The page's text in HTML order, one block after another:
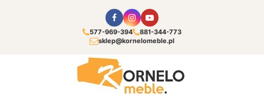
577-969-394
881-344-773
sklep@kornelomeble.pl